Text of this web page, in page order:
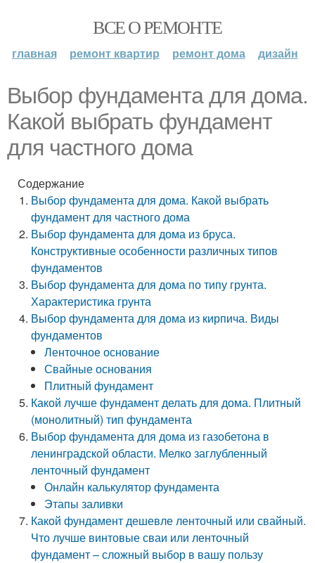
ВСЕ О РЕМОНТЕ
главная ремонт квартир ремонт дома дизайн
Выбор фундамента для дома.
Какой выбрать фундамент
для частного дома
Содержание
Выбор фундамента для дома. Какой выбрать
фундамент для частного дома
Выбор фундамента для дома из бруса.
Конструктивные особенности различных типов
фундаментов
Выбор фундамента для дома по типу грунта.
Характеристика грунта
Выбор фундамента для дома из кирпича. Виды
фундаментов
Ленточное основание
Свайные основания
Плитный фундамент
Какой лучше фундамент делать для дома. Плитный
(монолитный) тип фундамента
Выбор фундамента для дома из газобетона в
ленинградской области. Мелко заглубленный
ленточный фундамент
Онлайн калькулятор фундамента
Этапы заливки
Какой фундамент дешевле ленточный или свайный.
Что лучше винтовые сваи или ленточный
фундамент – сложный выбор в вашу пользу